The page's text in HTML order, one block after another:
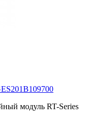
модуль RT-Series